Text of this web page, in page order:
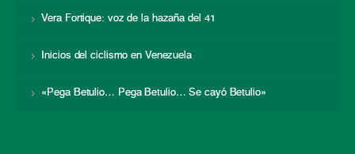
Vera Fortique: voz de la hazaña del 41
Inicios del ciclismo en Venezuela
«Pega Betulio… Pega Betulio… Se cayó Betulio»